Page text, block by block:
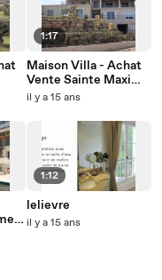
1:17
Maison Villa - Achat
Vente Sainte Maxime
(83120) - 560 m2 vue
Léonie lelièvre
il y a 15 ans
1:12
lelievre
il y a 15 ans